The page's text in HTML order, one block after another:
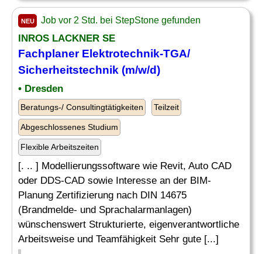
NEU Job vor 2 Std. bei StepStone gefunden
INROS LACKNER SE
Fachplaner Elektrotechnik-TGA/
Sicherheitstechnik (m/w/d)
• Dresden
Beratungs-/ Consultingtätigkeiten Teilzeit
Abgeschlossenes Studium
Flexible Arbeitszeiten
[. .. ] Modellierungssoftware wie Revit, Auto CAD
oder DDS-CAD sowie Interesse an der BIM-
Planung Zertifizierung nach DIN 14675
(Brandmelde- und Sprachalarmanlagen)
wünschenswert Strukturierte, eigenverantwortliche
Arbeitsweise und Teamfähigkeit Sehr gute [...]